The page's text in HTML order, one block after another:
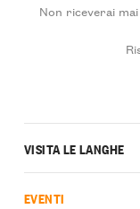
Non riceverai
VISITA LE LANGHE
EVENTI